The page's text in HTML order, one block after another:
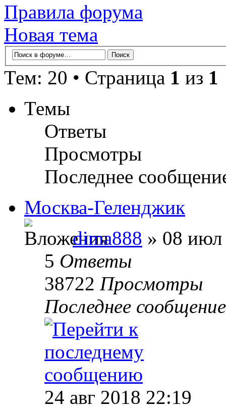
Правила форума
Новая тема
Тем: 20 • Страница 1 из 1
Темы
Ответы
Просмотры
Последнее
Москва-Геленджик
dima888 » 08 июл
5 Ответы
38722 Просмотры
Последнее
24 авг 2018 22:19